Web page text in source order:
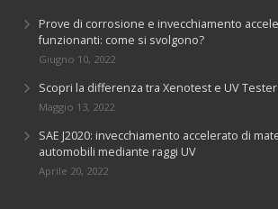
Prove di corrosione e invecchiamento
funzionanti: come si svolgono?
Giugno 10, 2022
Scopri la differenza tra Xenotest e UV Tester
Maggio 13, 2022
SAE J2020: invecchiamento accelerato di
automobili mediante raggi UV
Aprile 20, 2022